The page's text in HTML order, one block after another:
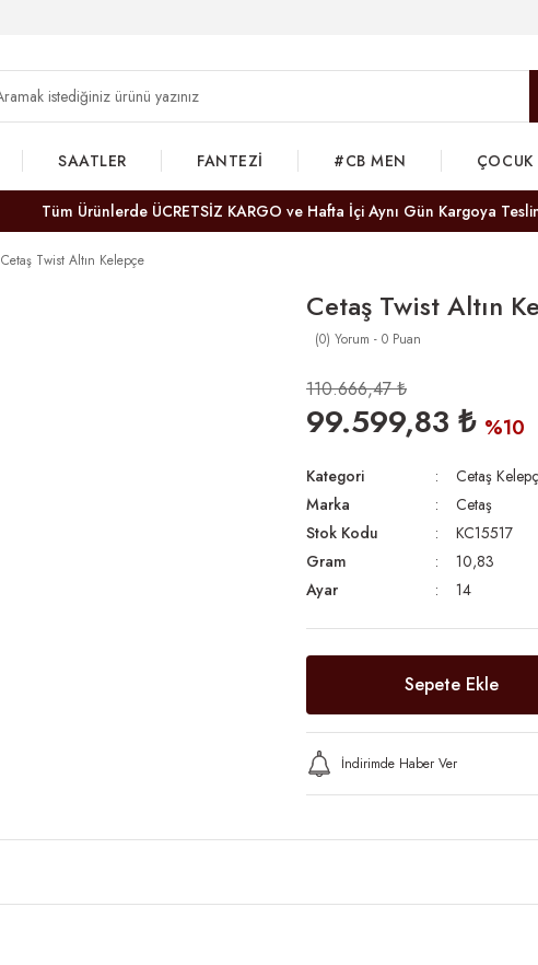
SAATLER FANTEZİ #CB MEN ÇOCUK
Tüm Ürünlerde ÜCRETSİZ KARGO ve Hafta İçi Aynı Gün Kargoya
Cetaş Twist Altın Kelepçe
Cetaş Twist Altın
(0) Yorum - 0 Puan
110.666,47 ₺
99.599,83 ₺ %10
Kategori Cetaş
Marka
Cetaş
Stok Kodu
KC15517
Gram
10,83
Ayar
14
Sepete Ekle
İndirimde Haber Ver